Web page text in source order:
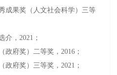
成果奖（人文社会科学）三等
介，2021；
政府奖）二等奖，2016；
政府奖）三等奖，2021；